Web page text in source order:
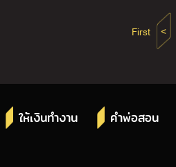
First <
ให้เงินทำงาน คำพ่อสอน